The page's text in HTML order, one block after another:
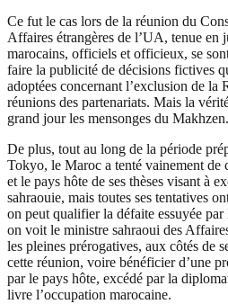
Ce fut le cas lors de la réunion du
Affaires étrangères de l’UA, tenue en
marocains, officiels et officieux, se
faire la publicité de décisions fictives
adoptées concernant l’exclusion de la
réunions des partenariats. Mais la
grand jour les mensonges du Makhzen.
De plus, tout au long de la période
Tokyo, le Maroc a tenté vainement de
et le pays hôte de ses thèses visant à
sahraouie, mais toutes ses tentatives
on peut qualifier la défaite essuyée
on voit le ministre sahraoui des
les pleines prérogatives, aux côtés de
cette réunion, voire bénéficier d’une
par le pays hôte, excédé par la
livre l’occupation marocaine.